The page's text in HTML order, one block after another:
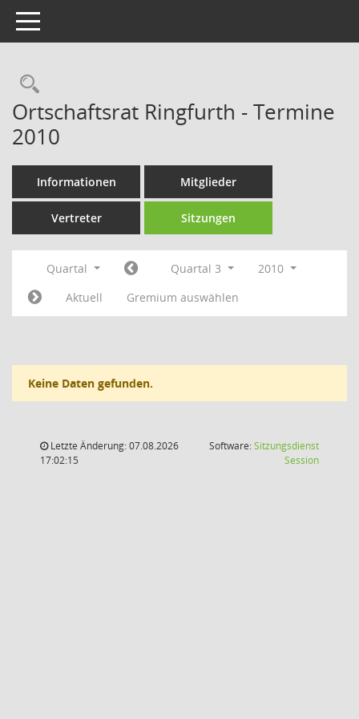
Toggle navigation
Rechercheauswahl
Ortschaftsrat Ringfurth - Termine
2010
Informationen Mitglieder
Vertreter Sitzungen
Quartal Quartal 3
2010
Aktuell
Gremium auswählen
Keine Daten gefunden.
Letzte Änderung: 07.08.2026
17:02:15
Software:Sitzungsdienst
Session(Wird in